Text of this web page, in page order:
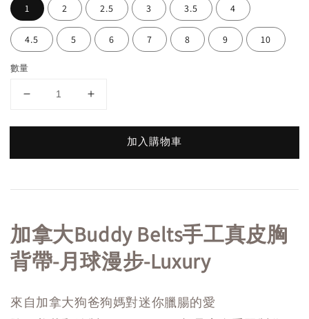
1 2 2.5 3 3.5 4
4.5 5 6 7 8 9 10
數量
加入購物車
加拿大Buddy Belts手工真皮胸
背帶-月球漫步-Luxury
來自加拿大狗爸狗媽對迷你臘腸的愛